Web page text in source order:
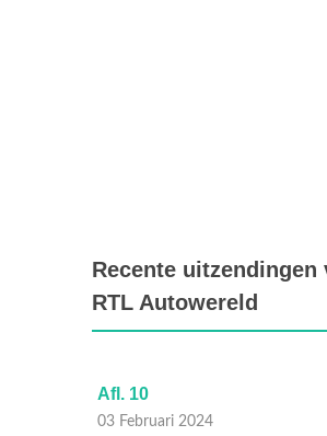
Recente uitzendingen
RTL Autowereld
Afl. 10
03 Februari 2024